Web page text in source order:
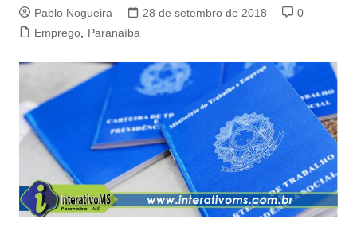
Pablo Nogueira 28 de setembro de 2018
0
Emprego, Paranaíba